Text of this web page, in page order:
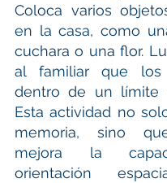
Coloca varios
en la casa, como
cuchara o una flor.
al familiar que los
dentro de un límite
Esta actividad no
memoria, sino
mejora la
orientación